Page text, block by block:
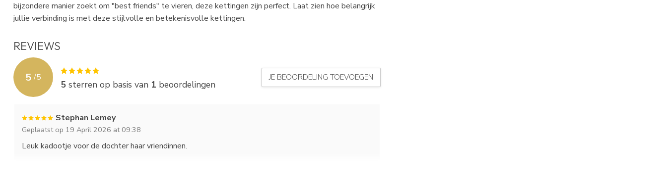
bijzondere manier zoekt om "best friends" te vieren, deze kettingen zijn perfect. Laat zien hoe belangrijk
jullie verbinding is met deze stijlvolle en betekenisvolle kettingen.
REVIEWS
5 /5
5 sterren op basis van 1 beoordelingen
JE BEOORDELING TOEVOEGEN
Stephan Lemey
Geplaatst op 19 April 2026 at 09:38
Leuk kadootje voor de dochter haar vriendinnen.